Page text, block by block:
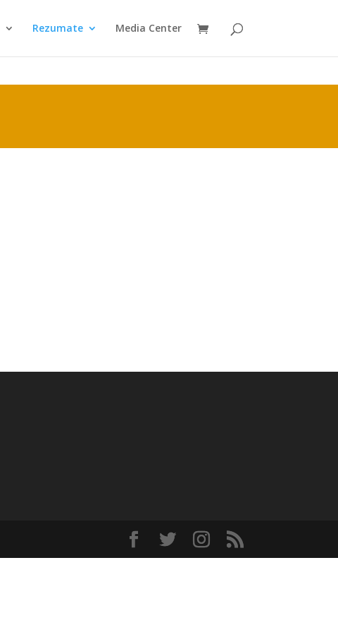
Rezumate Media Center